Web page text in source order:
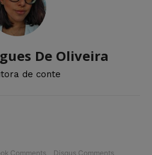
De Oliveira
de conte
Comments Disqus Comments